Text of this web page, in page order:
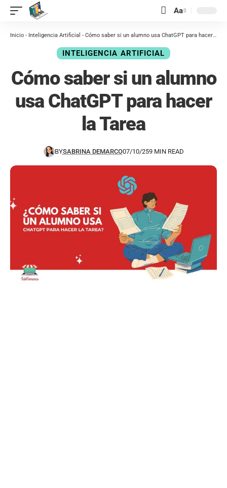
contenido Aa
Inicio - Inteligencia Artificial - Cómo saber si un alumno usa ChatGPT para hacer la Tarea
INTELIGENCIA ARTIFICIAL
Cómo saber si un alumno
usa ChatGPT para hacer
la Tarea
BYSABRINA DEMARCO07/10/259 MIN READ